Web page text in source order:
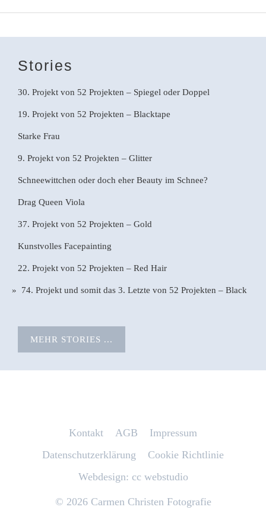
Stories
30. Projekt von 52 Projekten – Spiegel oder Doppel
19. Projekt von 52 Projekten – Blacktape
Starke Frau
9. Projekt von 52 Projekten – Glitter
Schneewittchen oder doch eher Beauty im Schnee?
Drag Queen Viola
37. Projekt von 52 Projekten – Gold
Kunstvolles Facepainting
22. Projekt von 52 Projekten – Red Hair
74. Projekt und somit das 3. Letzte von 52 Projekten – Black
MEHR STORIES ...
Kontakt AGB
Impressum
Datenschutzerklärung
Cookie Richtlinie
Webdesign: cc webstudio
© 2026 Carmen Christen Fotografie